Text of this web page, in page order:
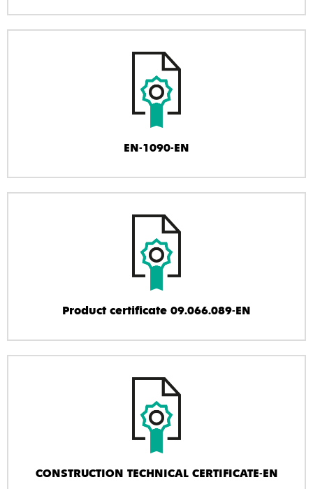
EN-1090-EN
Product certificate 09.066.089-EN
CONSTRUCTION TECHNICAL CERTIFICATE-EN